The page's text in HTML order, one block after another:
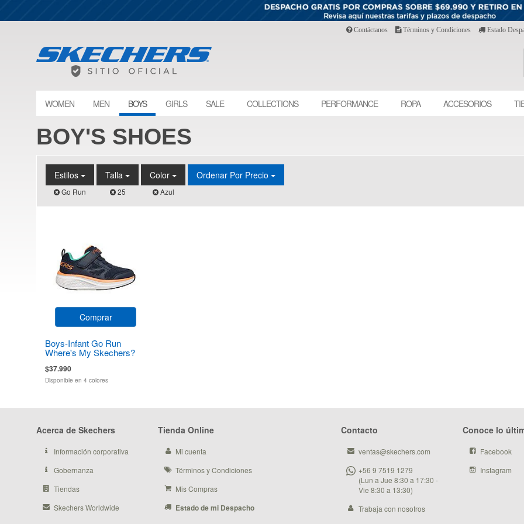
Contáctanos Términos y Condiciones Estado
WOMEN MEN BOYS GIRLS SALE COLLECTIONS PERFORMANCE ROPA ACCESORIOS
BOY'S SHOES
Estilos
Go Run
Talla
25
Color
Azul
Ordenar Por Precio
Comprar
Boys-Infant Go Run
Where's My Skechers?
$37.990
Disponible en 4 colores
Acerca de Skechers
Información corporativa
Gobernanza
Tiendas
Skechers Worldwide
Tienda Online
Mi cuenta
Términos y Condiciones
Mis Compras
Estado de mi Despacho
Contacto
ventas@skechers.com
+56 9 7519 1279
(Lun a Jue 8:30 a 17:30 -
Vie 8:30 a 13:30)
Trabaja con nosotros
Conoce lo
Facebook
Instagram